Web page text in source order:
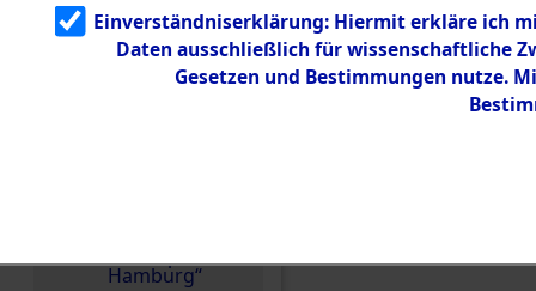
1.2.9.3
Effekten aus
dem KZ
Neuengamm
Hamburg“
Einen Kommentar
Einverständniserklärung: Hiermit erkläre ich
Daten ausschließlich für wissenschaftliche
Gesetzen und Bestimmungen nutze.